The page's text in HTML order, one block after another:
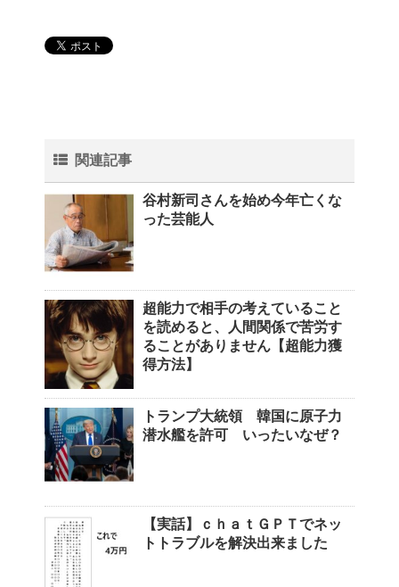
関連記事
谷村新司さんを始め今年亡くな
った芸能人
超能力で相手の考えていること
を読めると、人間関係で苦労す
ることがありません【超能力獲
得方法】
トランプ大統領 韓国に原子力
潜水艦を許可 いったいなぜ？
【実話】ｃｈａｔＧＰＴでネッ
トトラブルを解決出来ました